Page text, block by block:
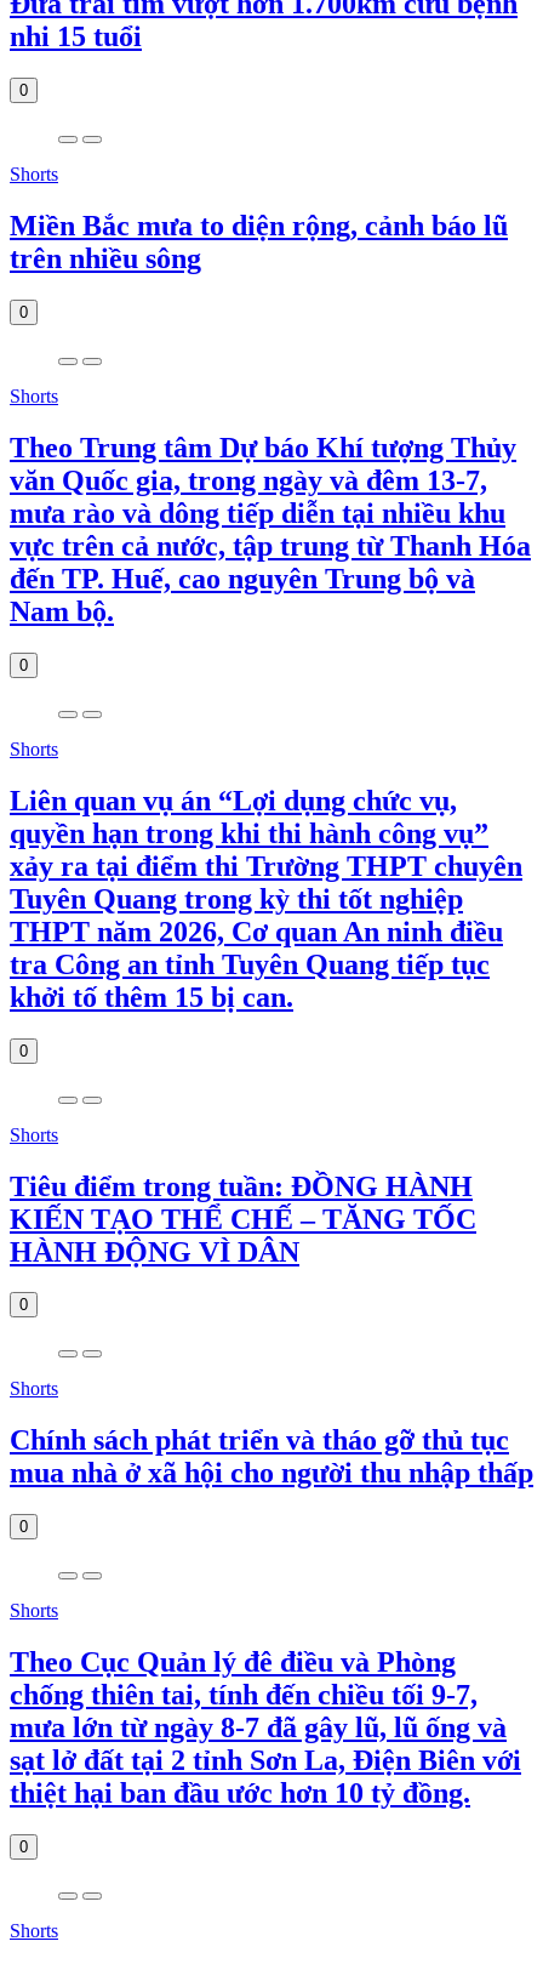
nhi 15 tuổi
0
Shorts
Miền Bắc mưa to diện rộng, cảnh báo lũ
trên nhiều sông
0
Shorts
Theo Trung tâm Dự báo Khí tượng Thủy
văn Quốc gia, trong ngày và đêm 13-7,
mưa rào và dông tiếp diễn tại nhiều khu
vực trên cả nước, tập trung từ Thanh Hóa
đến TP. Huế, cao nguyên Trung bộ và
Nam bộ.
0
Shorts
Liên quan vụ án “Lợi dụng chức vụ,
quyền hạn trong khi thi hành công vụ”
xảy ra tại điểm thi Trường THPT chuyên
Tuyên Quang trong kỳ thi tốt nghiệp
THPT năm 2026, Cơ quan An ninh điều
tra Công an tỉnh Tuyên Quang tiếp tục
khởi tố thêm 15 bị can.
0
Shorts
Tiêu điểm trong tuần: ĐỒNG HÀNH
KIẾN TẠO THỂ CHẾ – TĂNG TỐC
HÀNH ĐỘNG VÌ DÂN
0
Shorts
Chính sách phát triển và tháo gỡ thủ tục
mua nhà ở xã hội cho người thu nhập thấp
0
Shorts
Theo Cục Quản lý đê điều và Phòng
chống thiên tai, tính đến chiều tối 9-7,
mưa lớn từ ngày 8-7 đã gây lũ, lũ ống và
sạt lở đất tại 2 tỉnh Sơn La, Điện Biên với
thiệt hại ban đầu ước hơn 10 tỷ đồng.
0
Shorts